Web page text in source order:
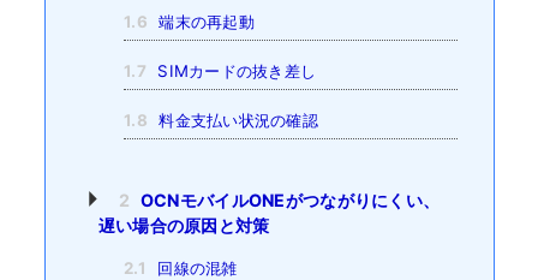
1.6 端末の再起動
1.7 SIMカードの抜き差し
1.8 料金支払い状況の確認
2 OCNモバイルONEがつながりにくい、
遅い場合の原因と対策
2.1 回線の混雑